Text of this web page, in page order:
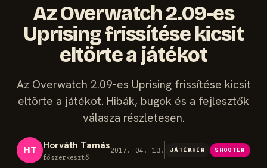
Az Overwatch 2.09-es
Uprising frissítése kicsit
eltörte a játékot
Az Overwatch 2.09-es Uprising frissítése kicsit
eltörte a játékot. Hibák, bugok és a fejlesztők
válasza részletesen.
HT Horváth Tamás
főszerkesztő
2017. 04. 13. JÁTÉKHÍR SHOOTER